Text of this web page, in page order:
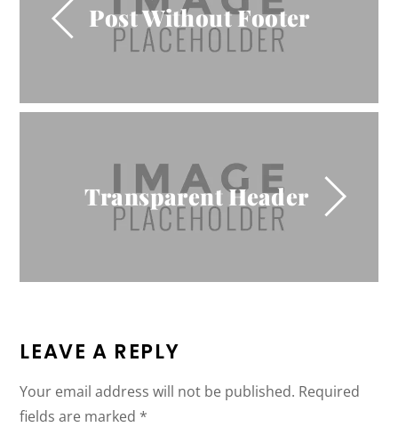
Post Without Footer
Transparent Header
LEAVE A REPLY
Your email address will not be published. Required
fields are marked *